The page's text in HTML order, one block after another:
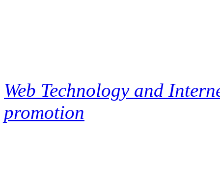
Web Technology and
promotion